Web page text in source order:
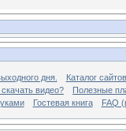
дня.
Каталог сайтов
скачать видео?
Полезные
Гостевая книга FAQ